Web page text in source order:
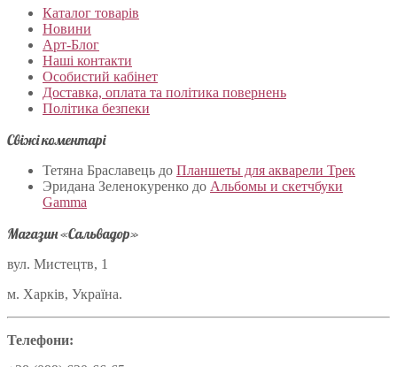
Каталог товарів
Новини
Арт-Блог
Наші контакти
Особистий кабінет
Доставка, оплата та політика повернень
Політика безпеки
Свіжі коментарі
Тетяна Браславець до Планшеты для акварели Трек
Эридана Зеленокуренко до Альбомы и скетчбуки
Gamma
Магазин «Сальвадор»
вул. Мистецтв, 1
м. Харків, Україна.
Телефони: